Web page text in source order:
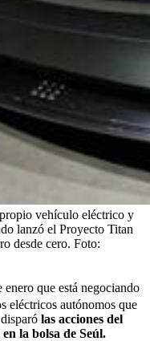
vehículo eléctrico y
lanzó el Proyecto Titan
desde cero. Foto:
que está negociando
eléctricos autónomos que
las acciones del
la bolsa de Seúl.